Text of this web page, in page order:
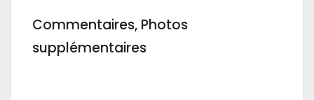
Commentaires, Photos
supplémentaires